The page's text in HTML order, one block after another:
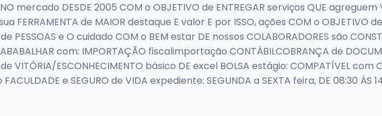
mercado DESDE 2005 COM o OBJETIVO de ENTREGAR serviços QUE agreguem
FERRAMENTA de MAIOR destaque E valor E por ISSO, ações COM o OBJETIVO de
PESSOAS e O cuidado COM o BEM estar DE nossos COLABORADORES são
com: IMPORTAÇÃO fiscalimportação CONTÁBILCOBRANÇA de
VITÓRIA/ESCONHECIMENTO básico DE excel BOLSA estágio: COMPATÍVEL com
e SEGURO de VIDA expediente: SEGUNDA a SEXTA feira, DE 08:30 ÀS